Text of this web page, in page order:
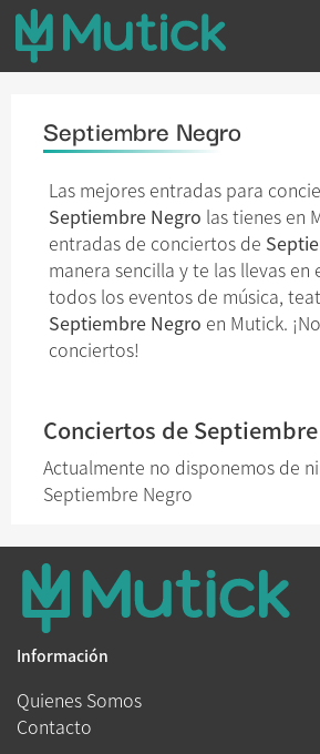
Septiembre Negro
Las mejores entradas para
Septiembre Negro las tienes en
entradas de conciertos de
manera sencilla y te las llevas en
todos los eventos de música,
Septiembre Negro en Mutick.
conciertos!
Conciertos de
Actualmente no disponemos de
Septiembre Negro
Información
Quienes Somos
Contacto